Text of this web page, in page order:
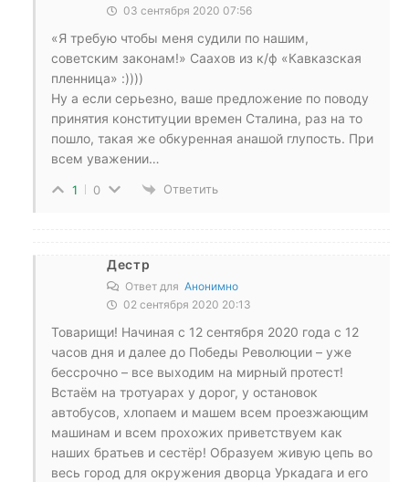
03 сентября 2020 07:56
«Я требую чтобы меня судили по нашим,
советским законам!» Саахов из к/ф «Кавказская
пленница» :))))
Ну а если серьезно, ваше предложение по поводу
принятия конституции времен Сталина, раз на то
пошло, такая же обкуренная анашой глупость. При
всем уважении…
1 0 Ответить
Дестр
Ответ для Анонимно
02 сентября 2020 20:13
Товарищи! Начиная с 12 сентября 2020 года с 12
часов дня и далее до Победы Революции – уже
бессрочно – все выходим на мирный протест!
Встаём на тротуарах у дорог, у остановок
автобусов, хлопаем и машем всем проезжающим
машинам и всем прохожих приветствуем как
наших братьев и сестёр! Образуем живую цепь во
весь город для окружения дворца Уркадага и его